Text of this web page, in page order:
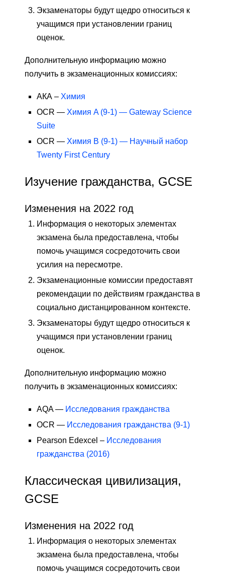
Экзаменаторы будут щедро относиться к
учащимся при установлении границ
оценок.
Дополнительную информацию можно
получить в экзаменационных комиссиях:
АКА – Химия
OCR — Химия A (9-1) — Gateway Science
Suite
OCR — Химия B (9-1) — Научный набор
Twenty First Century
Изучение гражданства, GCSE
Изменения на 2022 год
Информация о некоторых элементах
экзамена была предоставлена, чтобы
помочь учащимся сосредоточить свои
усилия на пересмотре.
Экзаменационные комиссии предоставят
рекомендации по действиям гражданства в
социально дистанцированном контексте.
Экзаменаторы будут щедро относиться к
учащимся при установлении границ
оценок.
Дополнительную информацию можно
получить в экзаменационных комиссиях:
AQA — Исследования гражданства
OCR — Исследования гражданства (9-1)
Pearson Edexcel – Исследования
гражданства (2016)
Классическая цивилизация,
GCSE
Изменения на 2022 год
Информация о некоторых элементах
экзамена была предоставлена, чтобы
помочь учащимся сосредоточить свои